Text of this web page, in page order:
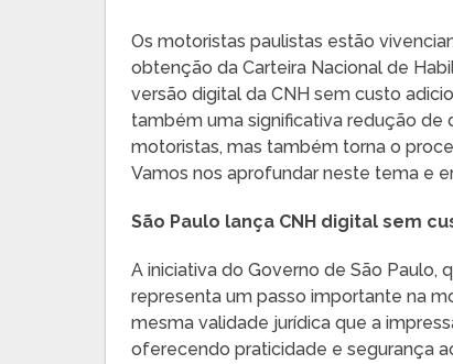
Os motoristas paulistas estão
obtenção da Carteira Nacional de
versão digital da CNH sem custo
também uma significativa redução de
motoristas, mas também torna o
Vamos nos aprofundar neste tema e
São Paulo lança CNH digital sem
A iniciativa do Governo de São Paulo,
representa um passo importante na
mesma validade jurídica que a
oferecendo praticidade e segurança